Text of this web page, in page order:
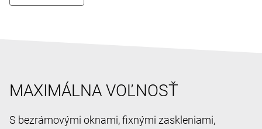
MAXIMÁLNA VOĽNOSŤ
S bezrámovými oknami, fixnými zaskleniami,